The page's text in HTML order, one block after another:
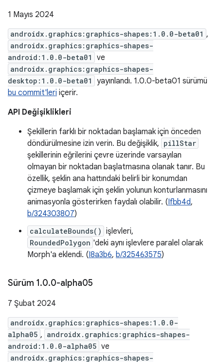
1 Mayıs 2024
androidx.graphics:graphics-shapes:1.0.0-beta01 ,
androidx.graphics:graphics-shapes-
android:1.0.0-beta01
ve
androidx.graphics:graphics-shapes-
desktop:1.0.0-beta01
yayınlandı. 1.0.0-beta01 sürümü
bu commit'leri içerir.
API Değişiklikleri
Şekillerin farklı bir noktadan başlamak için önceden
döndürülmesine izin verin. Bu değişiklik, pillStar
şekillerinin eğrilerini çevre üzerinde varsayılan
olmayan bir noktadan başlatmasına olanak tanır. Bu
özellik, şeklin ana hattındaki belirli bir konumdan
çizmeye başlamak için şeklin yolunun konturlanmasını
animasyonla gösterirken faydalı olabilir. (Ifbb4d,
b/324303807)
calculateBounds() işlevleri,
RoundedPolygon 'deki aynı işlevlere paralel olarak
Morph'a eklendi. (I8a3b6, b/325463575)
Sürüm 1.0.0-alpha05
7 Şubat 2024
androidx.graphics:graphics-shapes:1.0.0-
alpha05 , androidx.graphics:graphics-shapes-
android:1.0.0-alpha05 ve
androidx.graphics:graphics-shapes-